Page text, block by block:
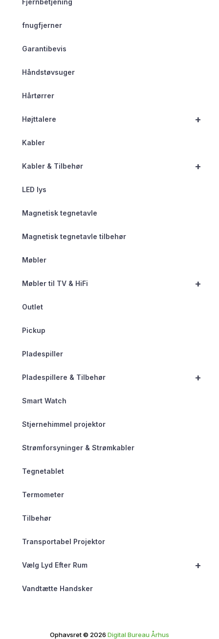
Fjernbetjening
fnugfjerner
Garantibevis
Håndstøvsuger
Hårtørrer
+
Højttalere
Kabler
+
Kabler & Tilbehør
LED lys
Magnetisk tegnetavle
Magnetisk tegnetavle tilbehør
Møbler
+
Møbler til TV & HiFi
Outlet
Pickup
Pladespiller
+
Pladespillere & Tilbehør
Smart Watch
Stjernehimmel projektor
Strømforsyninger & Strømkabler
Tegnetablet
Termometer
Tilbehør
Transportabel Projektor
+
Vælg Lyd Efter Rum
Vandtætte Handsker
Ophavsret © 2026 Digital Bureau Århus